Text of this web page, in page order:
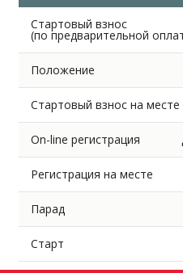
Стартовый взнос
(по предварительной
Положение
Стартовый взнос на месте
On-line регистрация
Регистрация на месте
Парад
Старт